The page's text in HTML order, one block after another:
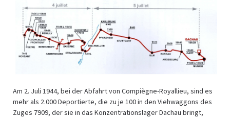
Am 2. Juli 1944, bei der Abfahrt von Compiègne-Royallieu, sind es
mehr als 2.000 Deportierte, die zu je 100 in den Viehwaggons des
Zuges 7909, der sie in das Konzentrationslager Dachau bringt,